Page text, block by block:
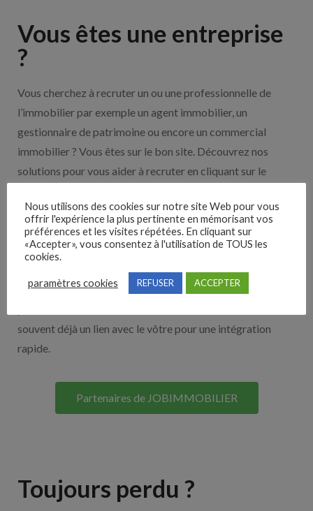
Vous êtes une entreprise
?
Vous cherchez à recruter un ou une professionnelle de
l’immobilier par exemple un agent immobilier, un
gestionnaire de patrimoine ou encore un commercial
immobilier ? Vous êtes sur le bon site. Découvrez nos
solutions pour vous aider à recruter en cliquant sur le
Nos solutions entreprises
Découvrez nos partenaires ! Moteurs de recherches,
multidiffuseurs, sites payant… nombreux sont nos
souvent déjà un lien avec le vôtre pour une intégration
rapide.
Partenaires de JOBIMMOBILIER
Toujours perdu ?
Nous utilisons des cookies sur notre site Web pour vous
offrir l'expérience la plus pertinente en mémorisant vos
préférences et les visites répétées. En cliquant sur
«Accepter», vous consentez à l'utilisation de TOUS les
cookies.
paramètres cookies REFUSER ACCEPTER